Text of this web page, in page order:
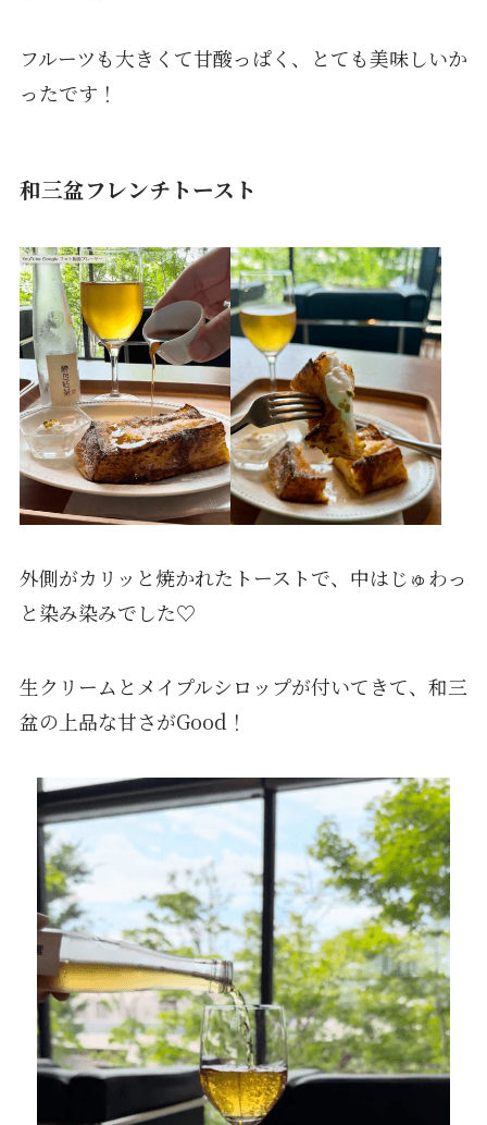
フルーツも大きくて甘酸っぱく、とても美味しいか
ったです！
和三盆フレンチトースト
外側がカリッと焼かれたトーストで、中はじゅわっ
と染み染みでした♡
生クリームとメイプルシロップが付いてきて、和三
盆の上品な甘さがGood！